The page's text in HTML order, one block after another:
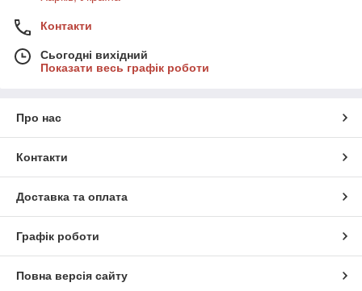
Контакти
Сьогодні вихідний
Показати весь графік роботи
Про нас
Контакти
Доставка та оплата
Графік роботи
Повна версія сайту